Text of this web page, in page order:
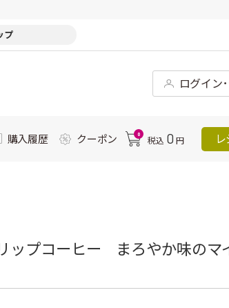
プ
ログイン
購入履歴 クーポン 0
税込 0 円
プコーヒー まろやか味のマ